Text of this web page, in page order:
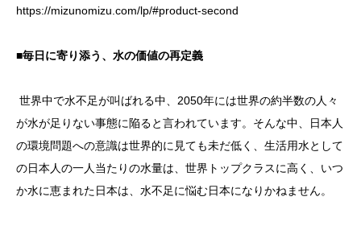
https://mizunomizu.com/lp/#product-second
■毎日に寄り添う、水の価値の再定義
世界中で水不足が叫ばれる中、2050年には世界の約半数の人々
が水が足りない事態に陥ると言われています。そんな中、日本人
の環境問題への意識は世界的に見ても未だ低く、生活用水として
の日本人の一人当たりの水量は、世界トップクラスに高く、いつ
か水に恵まれた日本は、水不足に悩む日本になりかねません。